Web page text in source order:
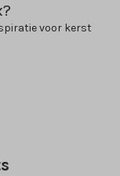
voor kerst